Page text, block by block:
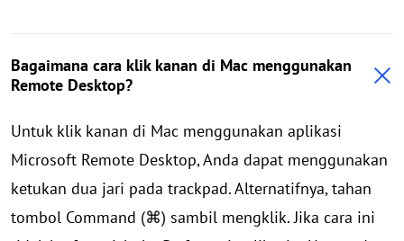
Bagaimana cara klik kanan di Mac menggunakan
Remote Desktop?
Untuk klik kanan di Mac menggunakan aplikasi
Microsoft Remote Desktop, Anda dapat menggunakan
ketukan dua jari pada trackpad. Alternatifnya, tahan
tombol Command (⌘) sambil mengklik. Jika cara ini